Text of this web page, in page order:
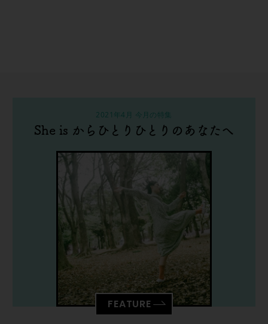
2021年4月 今月の特集
She is からひとりひとりのあなたへ
FEATURE